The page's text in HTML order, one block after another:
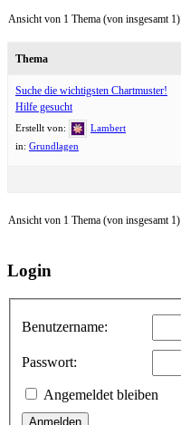
Ansicht von 1 Thema (von insgesamt 1)
Thema
Suche die wichtigsten Chartmuster!
Hilfe gesucht
Erstellt von:
Lambert
in: Grundlagen
Ansicht von 1 Thema (von insgesamt 1)
Login
Benutzername:
Passwort:
Angemeldet bleiben
Anmelden